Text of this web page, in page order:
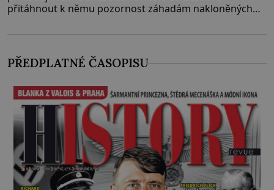
přitáhnout k němu pozornost záhadám nakloněných
PŘEDPLATNÉ ČASOPISU